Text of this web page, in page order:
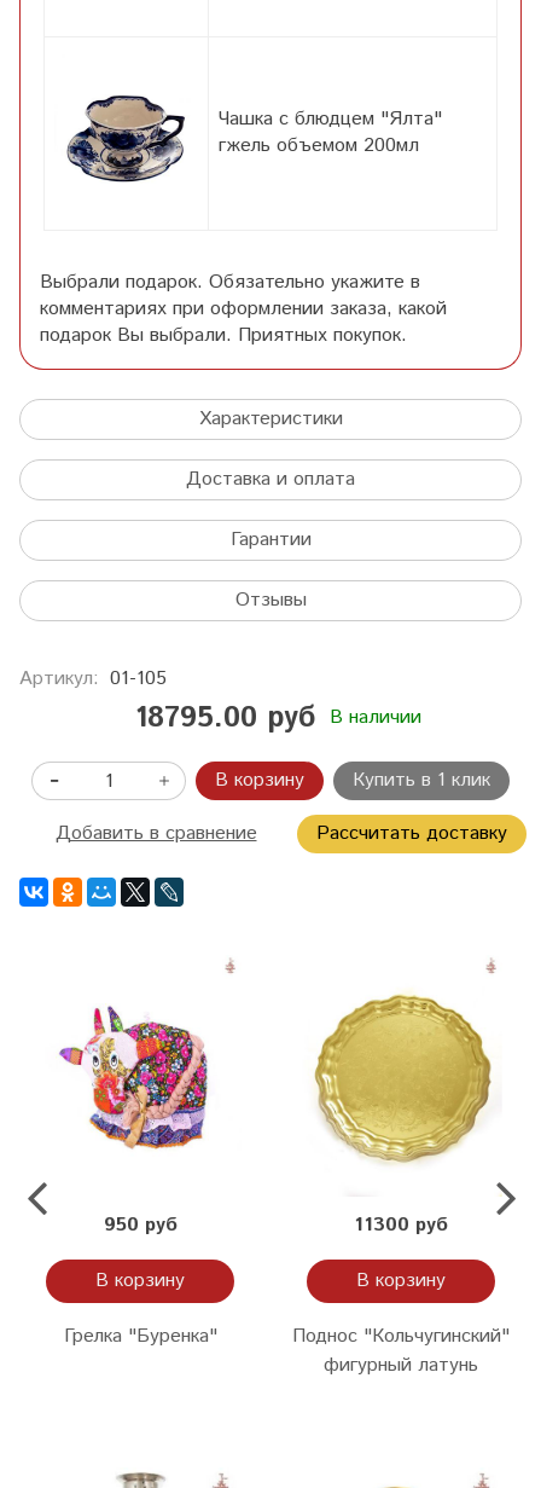
Чашка с блюдцем "Ялта"
гжель объемом 200мл
Выбрали подарок. Обязательно укажите в
комментариях при оформлении заказа, какой
подарок Вы выбрали. Приятных покупок.
Характеристики
Доставка и оплата
Гарантии
Отзывы
Артикул: 01-105
18795.00 руб В наличии
В корзину
Купить в 1 клик
Добавить в сравнение
Рассчитать доставку
950 руб
В корзину
Грелка "Буренка"
11300 руб
В корзину
Поднос "Кольчугинский"
фигурный латунь